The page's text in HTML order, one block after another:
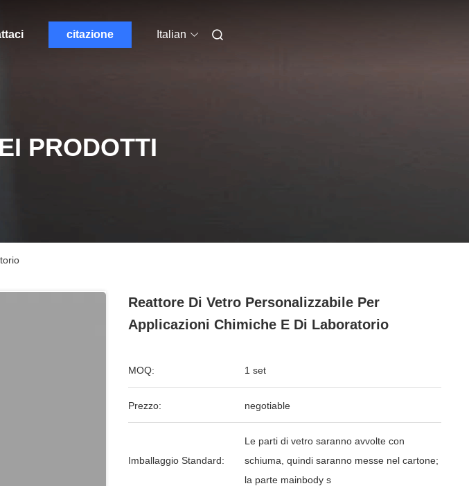
citazione Italian
PRODOTTI
Reattore Di Vetro Personalizzabile Per
Applicazioni Chimiche E Di Laboratorio
MOQ: 1 set
Prezzo: negotiable
Imballaggio Standard:
Le parti di vetro saranno avvolte con
schiuma, quindi saranno messe nel cartone;
la parte mainbody s